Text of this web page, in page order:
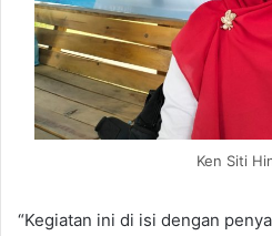
Ken Siti
“Kegiatan ini di isi dengan